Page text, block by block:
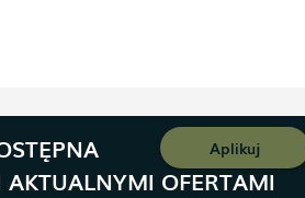
OFERTAMI
Aplikuj